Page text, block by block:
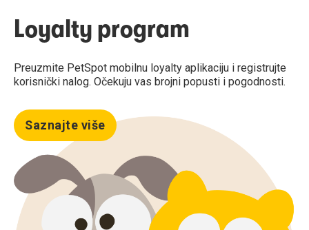
Loyalty program
Preuzmite PetSpot mobilnu loyalty aplikaciju i registrujte
korisnički nalog. Očekuju vas brojni popusti i pogodnosti.
Saznajte više